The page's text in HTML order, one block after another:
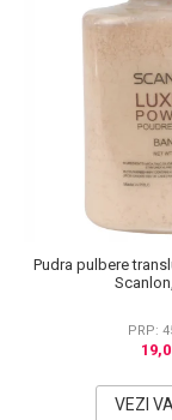
Pudra pulbere
PRP:
VEZI